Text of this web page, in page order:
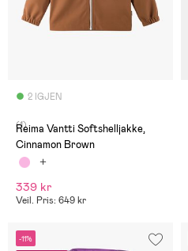
2 IGJEN
(1)
Reima Vantti Softshelljakke,
Cinnamon Brown
339 kr
Veil. Pris: 649 kr
-11%